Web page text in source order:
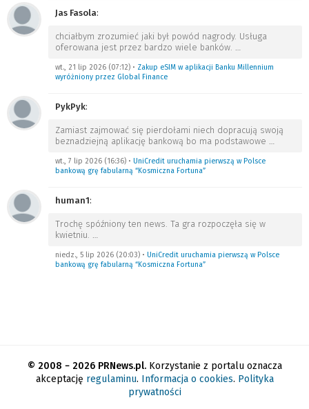
Jas Fasola:
chciałbym zrozumieć jaki był powód nagrody. Usługa
oferowana jest przez bardzo wiele banków. …
wt., 21 lip 2026 (07:12) • Zakup eSIM w aplikacji Banku Millennium
wyróżniony przez Global Finance
PykPyk:
Zamiast zajmować się pierdołami niech dopracują swoją
beznadziejną aplikację bankową bo ma podstawowe …
wt., 7 lip 2026 (16:36) • UniCredit uruchamia pierwszą w Polsce
bankową grę fabularną “Kosmiczna Fortuna”
human1:
Trochę spóźniony ten news. Ta gra rozpoczęła się w
kwietniu. …
niedz., 5 lip 2026 (20:03) • UniCredit uruchamia pierwszą w Polsce
bankową grę fabularną “Kosmiczna Fortuna”
© 2008 − 2026 PRNews.pl.Korzystanie z portalu oznacza
akceptację regulaminu. Informacja o cookies. Polityka
prywatności